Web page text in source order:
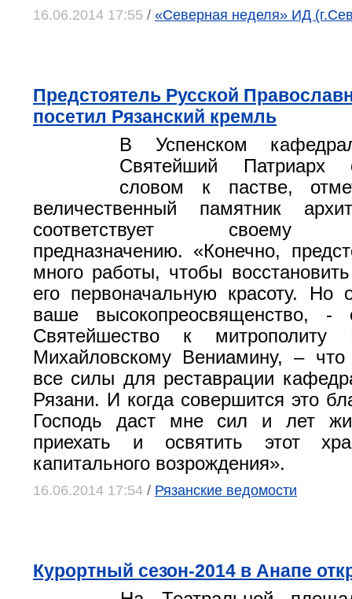
16.06.2014 17:55 / «Северная неделя» ИД
Предстоятель Русской
посетил Рязанский кремль
В Успенском
Святейший Патриарх
словом к пастве,
величественный памятник
соответствует своему
предназначению. «Конечно,
много работы, чтобы
его первоначальную красоту. Но
ваше высокопреосвященство, -
Святейшество к митрополиту
Михайловскому Вениамину, –
все силы для реставрации
Рязани. И когда совершится это
Господь даст мне сил и лет
приехать и освятить этот
капитального возрождения».
16.06.2014 17:54 / Рязанские ведомости
Курортный сезон-2014 в Анапе